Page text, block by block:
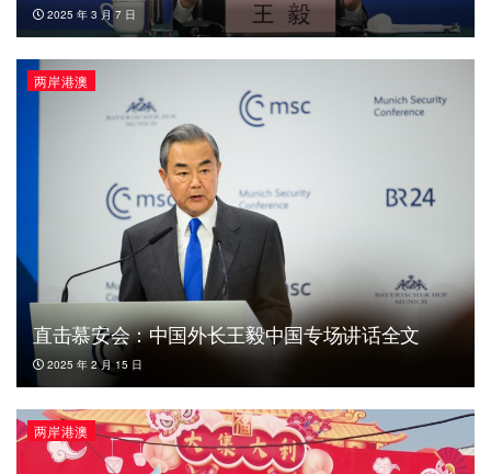
2025 年 3 月 7 日
两岸港澳
直击慕安会：中国外长王毅中国专场讲话全文
2025 年 2 月 15 日
两岸港澳